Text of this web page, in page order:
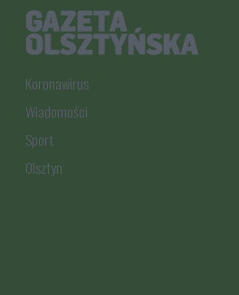
Koronawirus
Wiadomości
Sport
Olsztyn